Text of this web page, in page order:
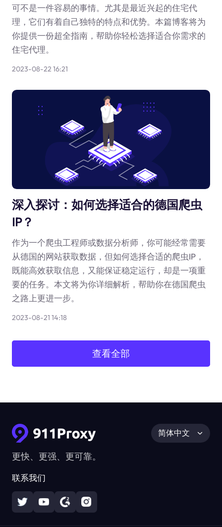
可不是一件容易的事情。尤其是最近兴起的住宅代
理，它们有着自己独特的特点和优势。本篇博客将为
你提供一份超全指南，帮助你轻松选择适合你需求的
住宅代理。
2023-08-22 16:21
深入探讨：如何选择适合的德国爬虫
IP？
作为一个爬虫工程师或数据分析师，你可能经常需要
从德国的网站获取数据，但如何选择合适的爬虫IP，
既能高效获取信息，又能保证稳定运行，却是一项重
要的任务。本文将为你详细解析，帮助你在德国爬虫
之路上更进一步。
2023-08-21 14:18
查看全部
更快、更强、更可靠。
联系我们
简体中文